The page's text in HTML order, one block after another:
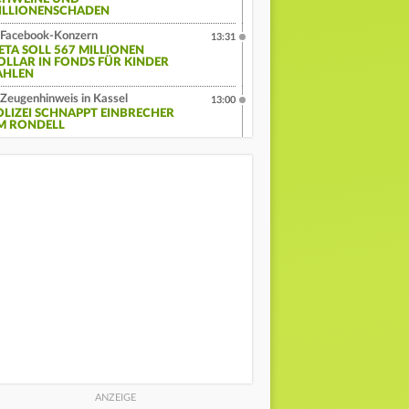
Facebook-Konzern
SOLL 567 MILLIONEN
IN FONDS FÜR KINDER
13:31
Zeugenhinweis in Kassel
SCHNAPPT EINBRECHER
RONDELL
13:00